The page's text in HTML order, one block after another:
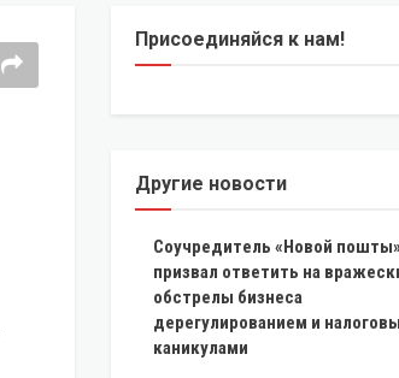
Присоединяйся к нам!
Другие новости
Соучредитель «Новой пошты»
призвал ответить на
обстрелы бизнеса
дерегулированием и
каникулами